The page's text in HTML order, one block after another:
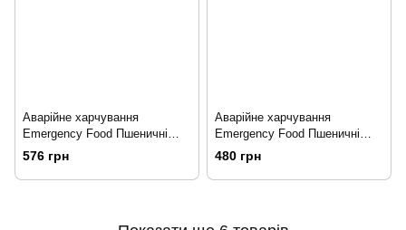
Аварійне харчування
Emergency Food Пшеничні
брикети NRG-5® 500 г
576 грн
Аварійне харчування
Emergency Food Пшеничні
брикети NRG-M® 250 г
480 грн